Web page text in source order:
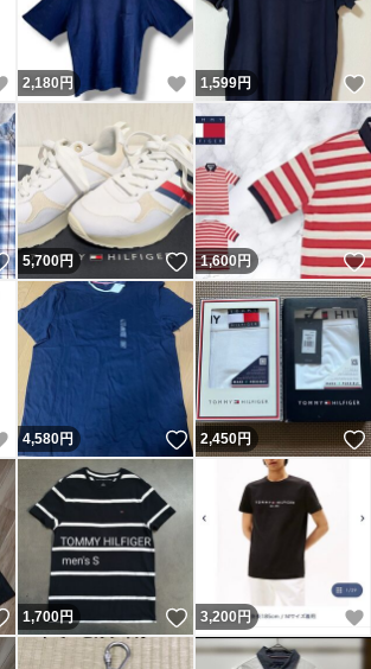
いいね！
2,180 円 いいね！
1,599円
いいね！
5,700円 いいね！
1,600 円
いいね！
4,580円 いいね！
2,450円
いいね！
1,700円 いいね！
3,200 円